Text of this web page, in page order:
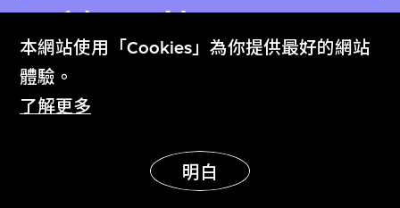
本網站使用「Cookies」為你提供最好的網站
體驗。
了解更多
明白
關於M+藏品
About the Collection
M+雜誌